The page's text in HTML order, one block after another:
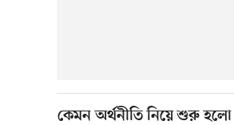
কেমন অর্থনীতি নিয়ে শুরু